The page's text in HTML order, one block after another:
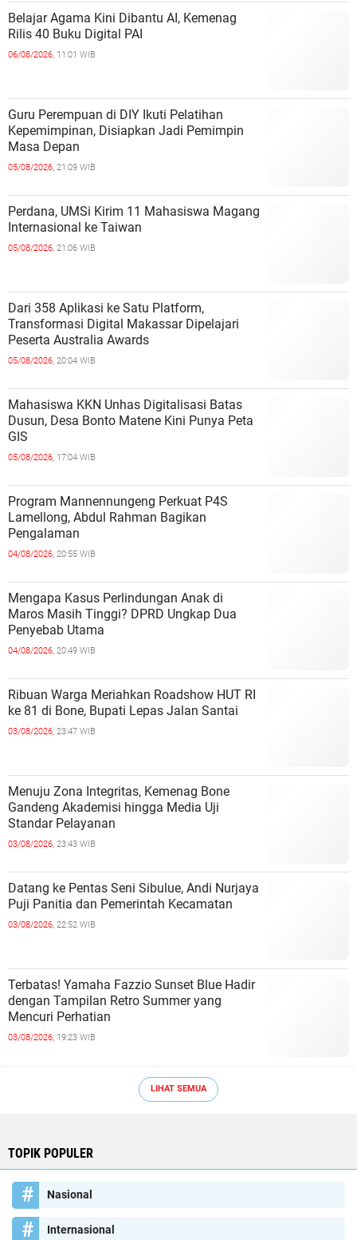
Belajar Agama Kini Dibantu AI, Kemenag
Rilis 40 Buku Digital PAI
06/08/2026, 11:01 WIB
Guru Perempuan di DIY Ikuti Pelatihan
Kepemimpinan, Disiapkan Jadi Pemimpin
Masa Depan
05/08/2026, 21:09 WIB
Perdana, UMSi Kirim 11 Mahasiswa Magang
Internasional ke Taiwan
05/08/2026, 21:06 WIB
Dari 358 Aplikasi ke Satu Platform,
Transformasi Digital Makassar Dipelajari
Peserta Australia Awards
05/08/2026, 20:04 WIB
Mahasiswa KKN Unhas Digitalisasi Batas
Dusun, Desa Bonto Matene Kini Punya Peta
GIS
05/08/2026, 17:04 WIB
Program Mannennungeng Perkuat P4S
Lamellong, Abdul Rahman Bagikan
Pengalaman
04/08/2026, 20:55 WIB
Mengapa Kasus Perlindungan Anak di
Maros Masih Tinggi? DPRD Ungkap Dua
Penyebab Utama
04/08/2026, 20:49 WIB
Ribuan Warga Meriahkan Roadshow HUT RI
ke 81 di Bone, Bupati Lepas Jalan Santai
03/08/2026, 23:47 WIB
Menuju Zona Integritas, Kemenag Bone
Gandeng Akademisi hingga Media Uji
Standar Pelayanan
03/08/2026, 23:43 WIB
Datang ke Pentas Seni Sibulue, Andi Nurjaya
Puji Panitia dan Pemerintah Kecamatan
03/08/2026, 22:52 WIB
Terbatas! Yamaha Fazzio Sunset Blue Hadir
dengan Tampilan Retro Summer yang
Mencuri Perhatian
03/08/2026, 19:23 WIB
LIHAT SEMUA
TOPIK POPULER
Nasional
Internasional